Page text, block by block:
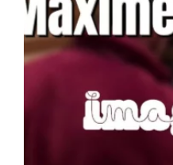
Il ne reste que 10
5